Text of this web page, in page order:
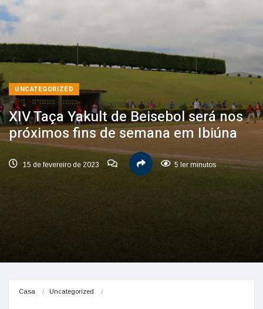
UNCATEGORIZED
XIV Taça Yakult de Beisebol será nos
próximos fins de semana em Ibiúna
15 de fevereiro de 2023 5 ler minutos
Casa Uncategorized